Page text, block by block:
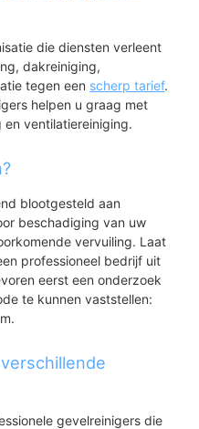
die diensten verleent
dakreiniging,
tegen een scherp tarief.
helpen u graag met
en ventilatiereiniging.
blootgesteld aan
beschadiging van uw
vervuiling. Laat
professioneel bedrijf uit
eerst een onderzoek
te kunnen vaststellen:
gevelreinigers die